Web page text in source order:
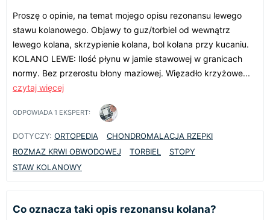
Proszę o opinie, na temat mojego opisu rezonansu lewego
stawu kolanowego. Objawy to guz/torbiel od wewnątrz
lewego kolana, skrzypienie kolana, bol kolana przy kucaniu.
KOLANO LEWE: Ilość płynu w jamie stawowej w granicach
normy. Bez przerostu błony maziowej. Więzadło krzyżowe...
czytaj więcej
ODPOWIADA 1 EKSPERT:
DOTYCZY: ORTOPEDIA
CHONDROMALACJA RZEPKI
ROZMAZ KRWI OBWODOWEJ
TORBIEL
STOPY
STAW KOLANOWY
Co oznacza taki opis rezonansu kolana?